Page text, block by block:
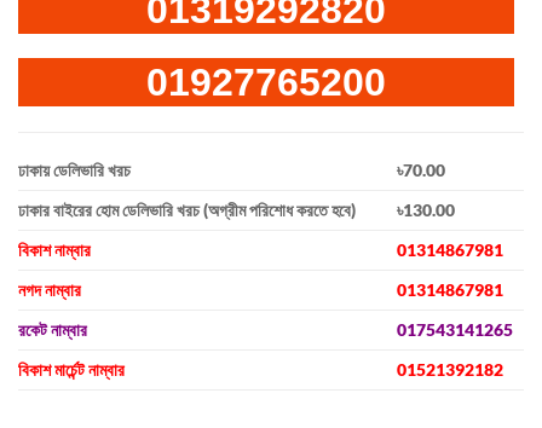
01319292820
01927765200
ঢাকায় ডেলিভারি খরচ
৳70.00
ঢাকার বাইরের হোম ডেলিভারি খরচ (অগ্রীম পরিশোধ করতে হবে)
৳130.00
বিকাশ নাম্বার
01314867981
নগদ নাম্বার
01314867981
রকেট নাম্বার
017543141265
বিকাশ মার্চেন্ট নাম্বার
01521392182